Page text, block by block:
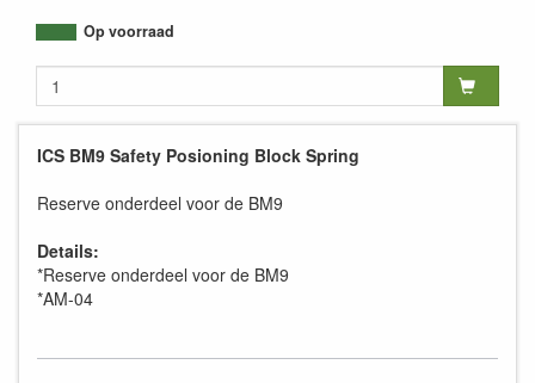
Op voorraad
ICS BM9 Safety Posioning Block Spring
Reserve onderdeel voor de BM9
Details:
*Reserve onderdeel voor de BM9
*AM-04